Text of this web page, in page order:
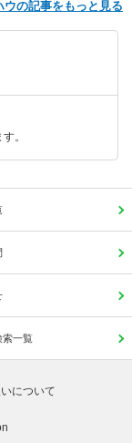
の記事をもっと見る
。
索一覧
について